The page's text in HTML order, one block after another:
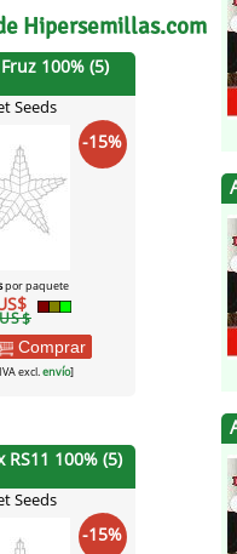
Hipersemillas.com
100% (5)
Seeds
-15%
por paquete
Comprar
excl.envío]
100% (5)
Seeds
-15%